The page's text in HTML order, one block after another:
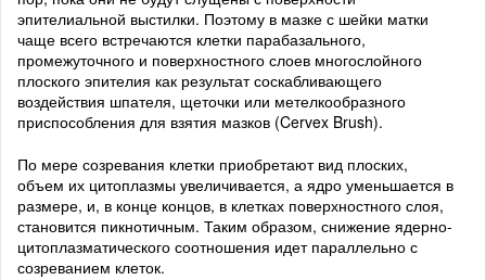
эпителиальной выстилки. Поэтому в мазке с шейки матки
чаще всего встречаются клетки парабазального,
промежуточного и поверхностного слоев многослойного
плоского эпителия как результат соскабливающего
воздействия шпателя, щеточки или метелкообразного
приспособления для взятия мазков (Cervex Brush).
По мере созревания клетки приобретают вид плоских,
объем их цитоплазмы увеличивается, а ядро уменьшается в
размере, и, в конце концов, в клетках поверхностного слоя,
становится пикнотичным. Таким образом, снижение ядерно-
цитоплазматического соотношения идет параллельно с
созреванием клеток.